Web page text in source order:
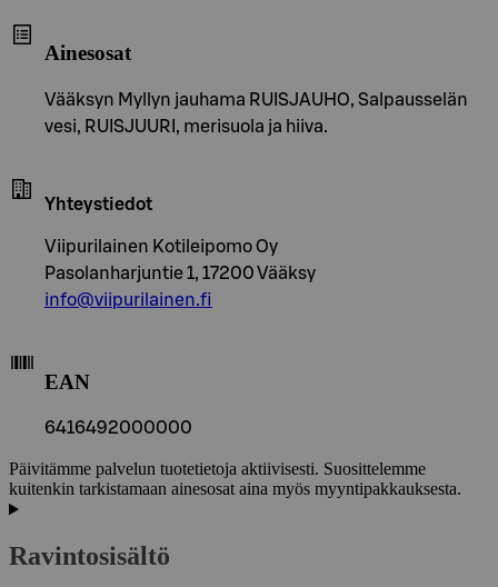
Ainesosat
Vääksyn Myllyn jauhama RUISJAUHO, Salpausselän
vesi, RUISJUURI, merisuola ja hiiva.
Yhteystiedot
Viipurilainen Kotileipomo Oy
Pasolanharjuntie 1, 17200 Vääksy
info@viipurilainen.fi
EAN
6416492000000
Päivitämme palvelun tuotetietoja aktiivisesti. Suosittelemme
kuitenkin tarkistamaan ainesosat aina myös myyntipakkauksesta.
Ravintosisältö